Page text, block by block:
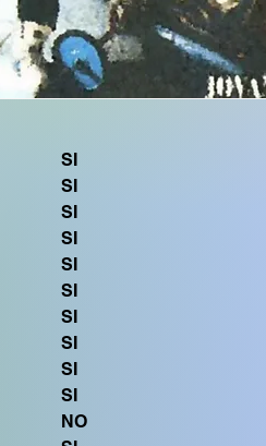
SI
SI
SI
SI
SI
SI
SI
SI
SI
SI
NO